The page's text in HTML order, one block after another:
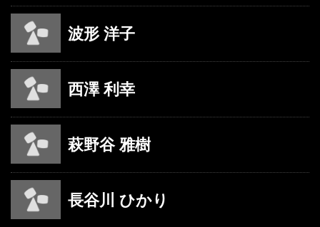
波形 洋子
西澤 利幸
萩野谷 雅樹
長谷川 ひかり